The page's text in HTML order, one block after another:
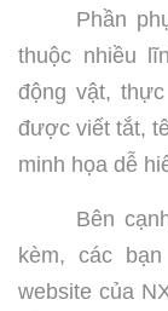
Phần
thuộc nhiều
động vật,
được viết tắt,
minh họa dễ
Bên
kèm, các
website của